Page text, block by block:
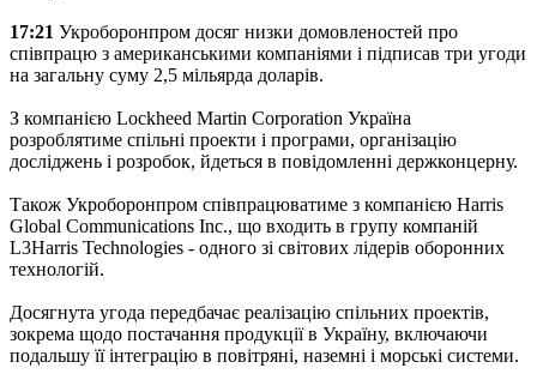
17:21 Укроборонпром досяг низки домовленостей про
співпрацю з американськими компаніями і підписав три угоди
на загальну суму 2,5 мільярда доларів.
З компанією Lockheed Martin Corporation Україна
розроблятиме спільні проекти і програми, організацію
досліджень і розробок, йдеться в повідомленні держконцерну.
Також Укроборонпром співпрацюватиме з компанією Harris
Global Communications Inc., що входить в групу компаній
L3Harris Technologies - одного зі світових лідерів оборонних
технологій.
Досягнута угода передбачає реалізацію спільних проектів,
зокрема щодо постачання продукції в Україну, включаючи
подальшу її інтеграцію в повітряні, наземні і морські системи.